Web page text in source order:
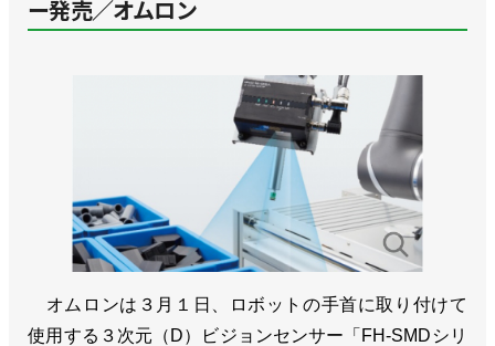
ー発売／オムロン
オムロンは３月１日、ロボットの手首に取り付けて
使用する３次元（D）ビジョンセンサー「FH-SMDシリ